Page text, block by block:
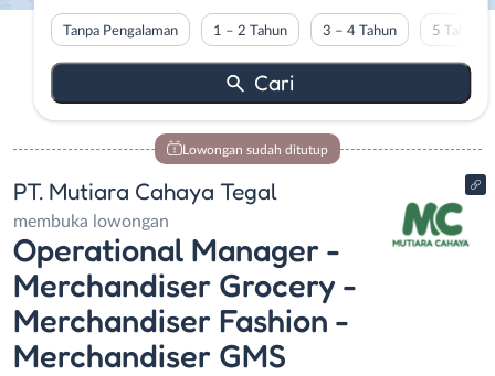
Tanpa Pengalaman 1 – 2 Tahun 3 – 4 Tahun 5 Tahun
Lowongan sudah ditutup
PT. Mutiara Cahaya Tegal
membuka lowongan
Operational Manager -
Merchandiser Grocery -
Merchandiser Fashion -
Merchandiser GMS